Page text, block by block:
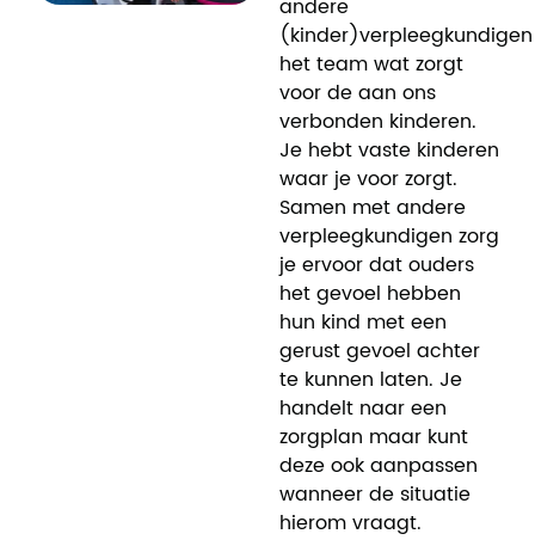
andere
(kinder)verpleegkundigen
het team wat zorgt
voor de aan ons
verbonden kinderen.
Je hebt vaste kinderen
waar je voor zorgt.
Samen met andere
verpleegkundigen zorg
je ervoor dat ouders
het gevoel hebben
hun kind met een
gerust gevoel achter
te kunnen laten. Je
handelt naar een
zorgplan maar kunt
deze ook aanpassen
wanneer de situatie
hierom vraagt.